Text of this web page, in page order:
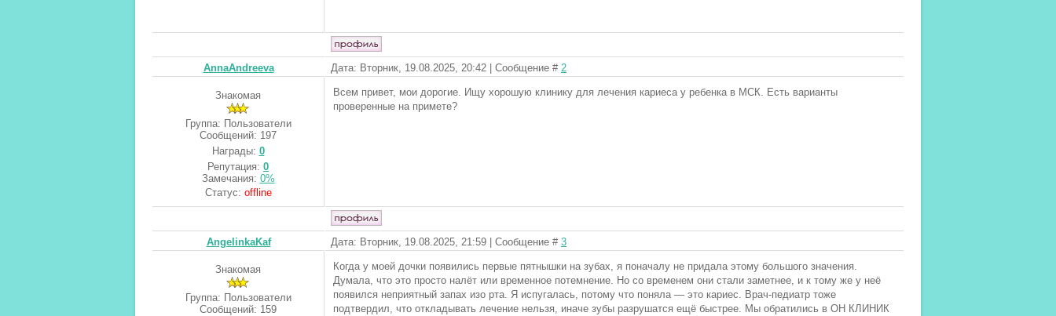
AnnaAndreeva Дата: Вторник, 19.08.2025, 20:42 | Сообщение # 2
Знакомая
Группа: Пользователи
Сообщений: 197
Награды: 0
Репутация: 0
Замечания: 0%
Статус: offline
Всем привет, мои дорогие. Ищу хорошую клинику для лечения кариеса у ребенка в МСК. Есть варианты
проверенные на примете?
AngelinkaKaf Дата: Вторник, 19.08.2025, 21:59 | Сообщение # 3
Знакомая
Группа: Пользователи
Сообщений: 159
Когда у моей дочки появились первые пятнышки на зубах, я поначалу не придала этому большого значения.
Думала, что это просто налёт или временное потемнение. Но со временем они стали заметнее, и к тому же у неё
появился неприятный запах изо рта. Я испугалась, потому что поняла — это кариес. Врач-педиатр тоже
подтвердил, что откладывать лечение нельзя, иначе зубы разрушатся ещё быстрее. Мы обратились в ОН КЛИНИК